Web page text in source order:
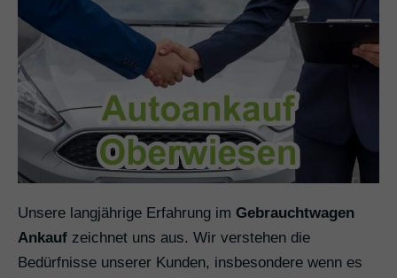
Unsere langjährige Erfahrung im Gebrauchtwagen
Ankauf zeichnet uns aus. Wir verstehen die
Bedürfnisse unserer Kunden, insbesondere wenn es